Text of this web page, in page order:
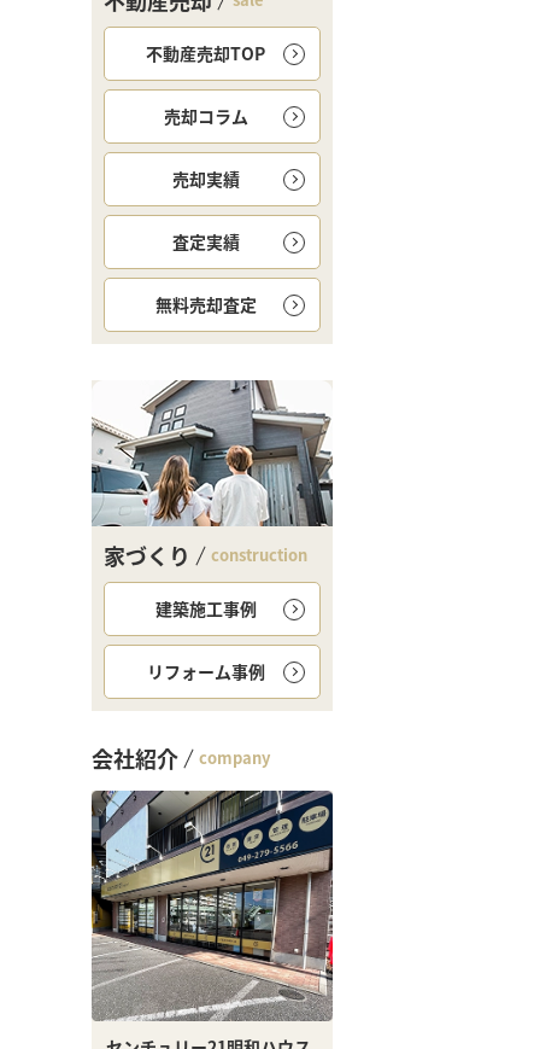
不動産売却TOP
売却コラム
売却実績
査定実績
無料売却査定
家づくり construction
建築施工事例
リフォーム事例
会社紹介 company